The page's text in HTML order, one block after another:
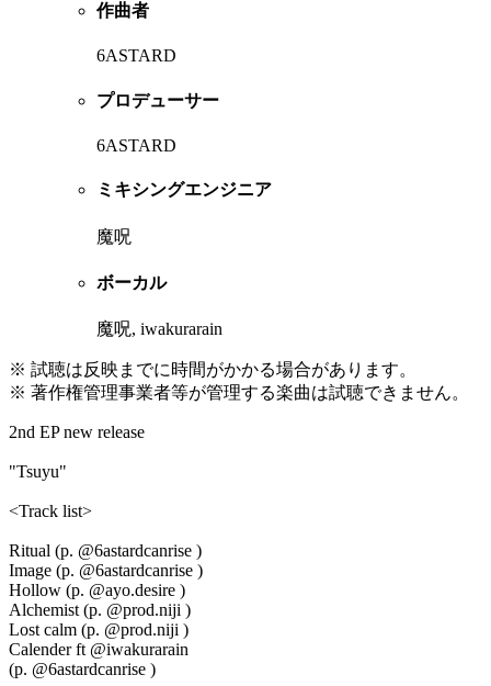
作曲者
6ASTARD
プロデューサー
6ASTARD
ミキシングエンジニア
魔呪
ボーカル
魔呪, iwakurarain
※ 試聴は反映までに時間がかかる場合があります。
※ 著作権管理事業者等が管理する楽曲は試聴できません。
2nd EP new release
"Tsuyu"
<Track list>
Ritual (p. @6astardcanrise )
Image (p. @6astardcanrise )
Hollow (p. @ayo.desire )
Alchemist (p. @prod.niji )
Lost calm (p. @prod.niji )
Calender ft @iwakurarain
(p. @6astardcanrise )